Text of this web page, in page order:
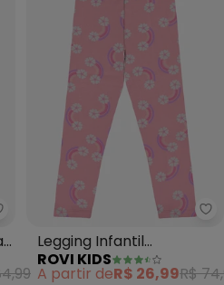
Nick - Legging Infantil
Legging Infantil
Estampada (Rosa)
ROVI KIDS
A partir deR$ 26,99R$